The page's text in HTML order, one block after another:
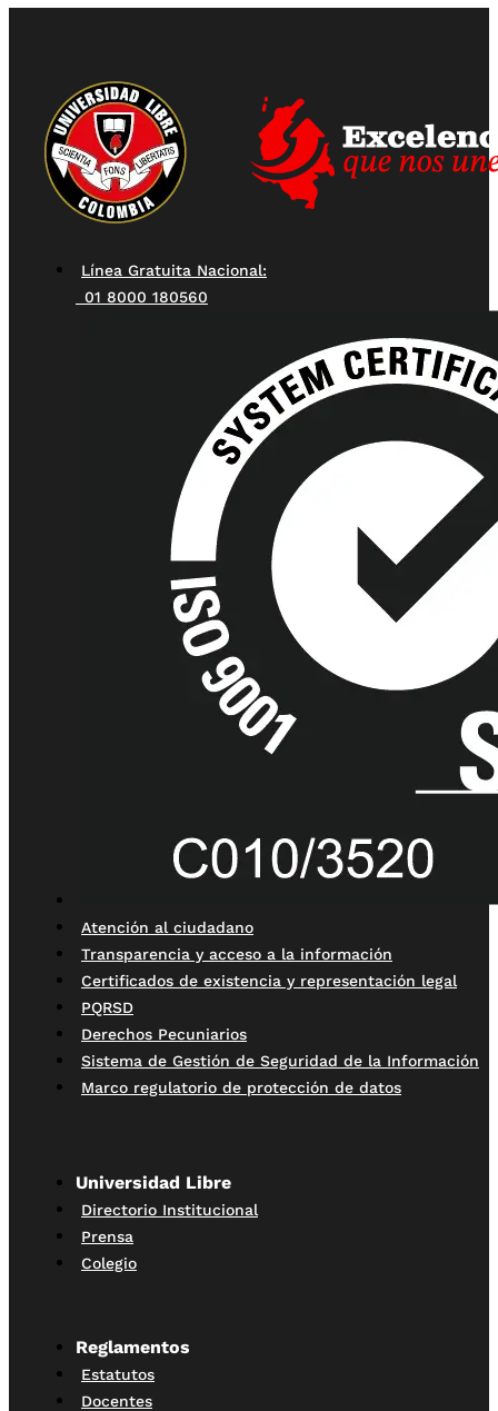
Línea Gratuita Nacional:
01 8000 180560
Atención al ciudadano
Transparencia y acceso a la información
Certificados de existencia y representación legal
PQRSD
Derechos Pecuniarios
Sistema de Gestión de Seguridad de la Información
Marco regulatorio de protección de datos
Universidad Libre
Directorio Institucional
Prensa
Colegio
Reglamentos
Estatutos
Docentes